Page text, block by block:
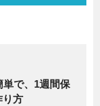
単で、1週間保
り方